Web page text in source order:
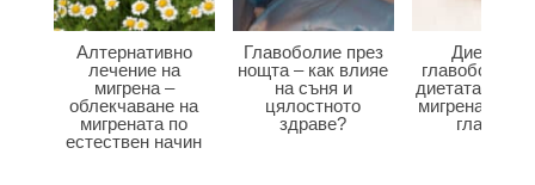
Алтернативно
лечение на
мигрена –
облекчаване на
мигрената по
естествен начин
Главоболие през
нощта – как влияе
на съня и
цялостното
здраве?
Диета при
главоболие –
диетата
мигрена и
главата?